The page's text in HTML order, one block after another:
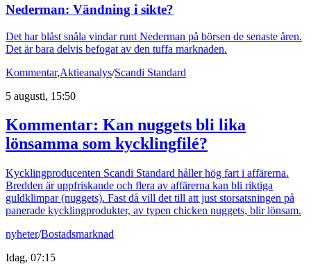
Nederman: Vändning i sikte?
Det har blåst snåla vindar runt Nederman på börsen de senaste åren.
Det är bara delvis befogat av den tuffa marknaden.
Kommentar,Aktieanalys/Scandi Standard
5 augusti, 15:50
Kommentar: Kan nuggets bli lika
lönsamma som kycklingfilé?
Kycklingproducenten Scandi Standard håller hög fart i affärerna.
Bredden är uppfriskande och flera av affärerna kan bli riktiga
guldklimpar (nuggets). Fast då vill det till att just storsatsningen på
panerade kycklingprodukter, av typen chicken nuggets, blir lönsam.
nyheter/Bostadsmarknad
Idag, 07:15